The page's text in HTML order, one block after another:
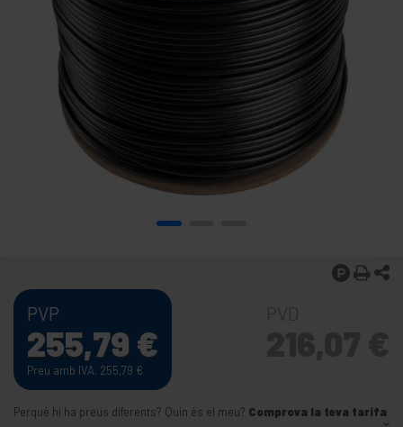
PVP
255,79 €
Preu amb IVA: 255,79 €
Perquè hi ha preus diferents? Quin és el meu? Comprova la teva tarifa